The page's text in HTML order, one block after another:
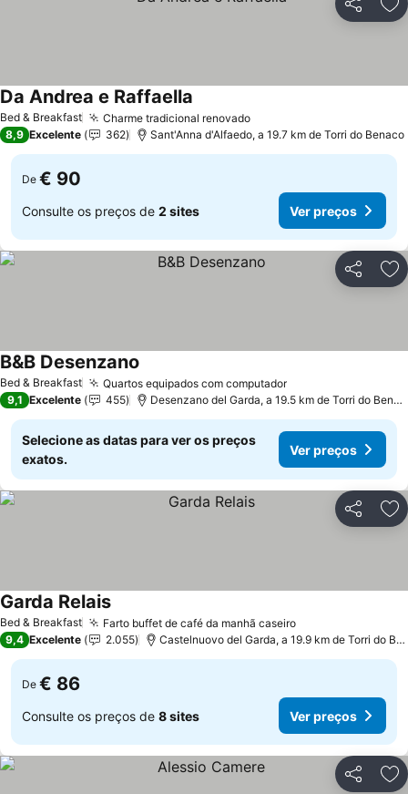
Partilhar
Bed & Breakfast Charme tradicional renovadoVer preços
Da Andrea e Raffaella
8,9 Excelente 362 Sant'Anna d'Alfaedo, a 19.7 km de Torri do Benaco
De € 90
Consulte os preços de 2 sites Ver preços
Partilhar
Bed & Breakfast Quartos equipados com computadorVer preços
B&B Desenzano
9,1 Excelente 455 Desenzano del Garda, a 19.5 km de Torri do
Selecione as datas para ver os preços
exatos.
Ver preços
Partilhar
Bed & Breakfast Farto buffet de café da manhã caseiroVer preços
Garda RelaisVer preços
9,4 Excelente 2.055 Castelnuovo del Garda, a 19.9 km de Torri do
De € 86
Consulte os preços de 8 sites Ver preços
Partilhar